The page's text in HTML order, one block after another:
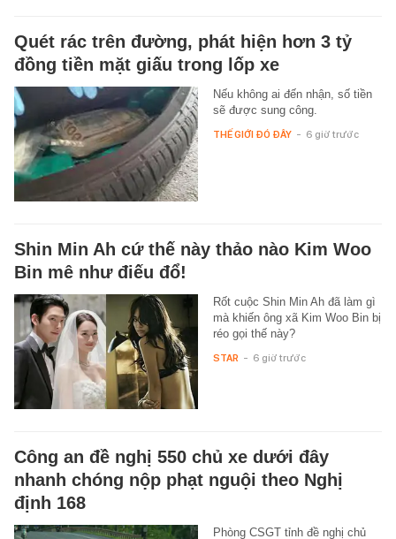
Quét rác trên đường, phát hiện hơn 3 tỷ
đồng tiền mặt giấu trong lốp xe
Nếu không ai đến nhận, số tiền
sẽ được sung công.
THẾ GIỚI ĐÓ ĐÂY - 6 giờ trước
Shin Min Ah cứ thế này thảo nào Kim Woo
Bin mê như điếu đổ!
Rốt cuộc Shin Min Ah đã làm gì
mà khiến ông xã Kim Woo Bin bị
réo gọi thế này?
STAR - 6 giờ trước
Công an đề nghị 550 chủ xe dưới đây
nhanh chóng nộp phạt nguội theo Nghị
định 168
Phòng CSGT tỉnh đề nghị chủ